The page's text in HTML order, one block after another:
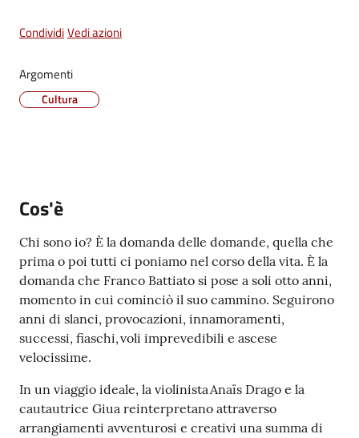
Trasparente
gli
Seguici
su
CondividiVedi azioni
Argomenti
Cultura
Cos'è
Chi sono io? È la domanda delle domande, quella che
prima o poi tutti ci poniamo nel corso della vita. È la
domanda che Franco Battiato si pose a soli otto anni,
momento in cui cominciò il suo cammino. Seguirono
anni di slanci, provocazioni, innamoramenti,
successi, fiaschi, voli imprevedibili e ascese
velocissime.
In un viaggio ideale, la violinista Anaïs Drago e la
cautautrice Giua reinterpretano attraverso
arrangiamenti avventurosi e creativi una summa di